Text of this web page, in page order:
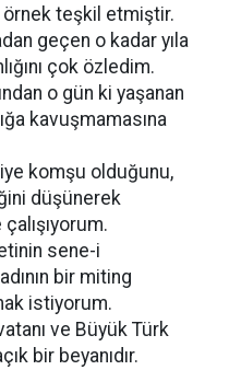
teşkil etmiştir.
geçen o kadar yıla
çok özledim.
o gün ki yaşanan
kavuşmamasına
komşu olduğunu,
düşünerek
sene-i
bir miting
istiyorum.
ve Büyük Türk
bir beyanıdır.